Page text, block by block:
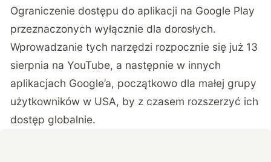
Ograniczenie dostępu do aplikacji na Google Play
przeznaczonych wyłącznie dla dorosłych.
Wprowadzanie tych narzędzi rozpocznie się już 13
sierpnia na YouTube, a następnie w innych
aplikacjach Google’a, początkowo dla małej grupy
użytkowników w USA, by z czasem rozszerzyć ich
dostęp globalnie.